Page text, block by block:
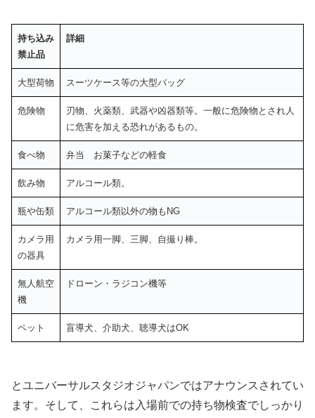
持ち込み
禁止品
詳細
大型荷物 スーツケース等の大型バッグ
危険物
刃物、火薬類、武器や凶器類等。一般に危険物とされ人
に危害を加える恐れがあるもの。
食べ物 弁当 お菓子などの軽食
飲み物 アルコール類。
瓶や缶類 アルコール類以外の物もNG
カメラ用
の器具
カメラ用一脚、三脚、自撮り棒。
無人航空
機
ドローン・ラジコン機等
ペット 盲導犬、介助犬、聴導犬はOK
とユニバーサルスタジオジャパンではアナウンスされてい
ます。そして、これらは入場前での持ち物検査でしっかり